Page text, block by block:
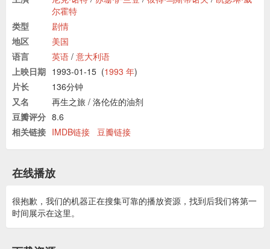
尔霍特
类型
剧情
地区
美国
语言
英语 / 意大利语
上映日期 1993-01-15 (1993 年)
片长
136分钟
又名
再生之旅 / 洛伦佐的油剂
豆瓣评分 8.6
相关链接 IMDB链接 豆瓣链接
在线播放
很抱歉，我们的机器正在搜集可靠的播放资源，找到后我们将第一
时间展示在这里。